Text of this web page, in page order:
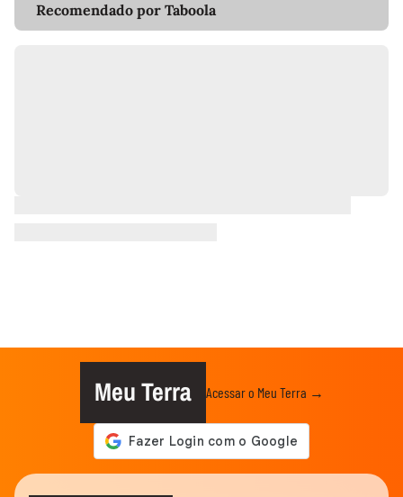
Recomendado por Taboola
Meu Terra Acessar o Meu Terra →